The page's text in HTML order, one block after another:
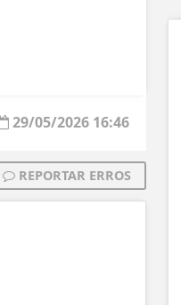
29/05/2026 16:46
REPORTAR ERROS